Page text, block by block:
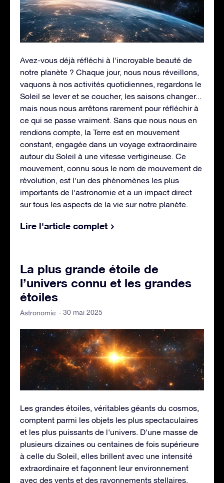
Avez-vous déjà réfléchi à l'incroyable beauté de
notre planète ? Chaque jour, nous nous réveillons,
vaquons à nos activités quotidiennes, regardons le
Soleil se lever et se coucher, les saisons changer...
mais nous nous arrêtons rarement pour réfléchir à
ce qui se passe vraiment. Sans que nous nous en
rendions compte, la Terre est en mouvement
constant, engagée dans un voyage extraordinaire
autour du Soleil à une vitesse vertigineuse. Ce
mouvement, connu sous le nom de mouvement de
révolution, est l'un des phénomènes les plus
importants de l'astronomie et a un impact direct
sur tous les aspects de la vie sur notre planète.
Lire l'article complet
La plus grande étoile de
l’univers connu et les grandes
étoiles
Astronomie - 30 mai 2025
Les grandes étoiles, véritables géants du cosmos,
comptent parmi les objets les plus spectaculaires
et les plus puissants de l'univers. D'une masse de
plusieurs dizaines ou centaines de fois supérieure
à celle du Soleil, elles brillent avec une intensité
extraordinaire et façonnent leur environnement
avec des vents et des rayonnements stellaires.